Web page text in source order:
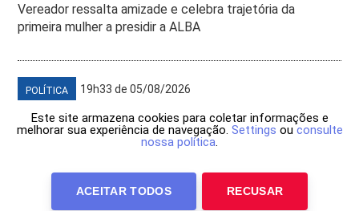
Vereador ressalta amizade e celebra trajetória da
primeira mulher a presidir a ALBA
POLÍTICA 19h33 de 05/08/2026
Este site armazena cookies para coletar informações e
melhorar sua experiência de navegação. Settings ou consulte
nossa política.
ACEITAR TODOS RECUSAR